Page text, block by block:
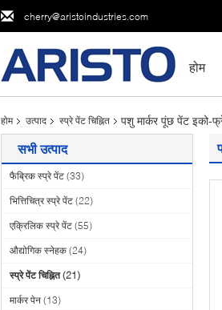
cherry@aristoindustries.com
होम
होम उत्पाद स्प्रे पेंट चिह्नित पशु मार्कर पूंछ पेंट इको-
सभी उत्पाद
फैब्रिक स्प्रे पेंट (33)
भित्तिचित्र स्प्रे पेंट (22)
एक्रिलिक स्प्रे पेंट (55)
औद्योगिक स्नेहक (24)
स्प्रे पेंट चिह्नित (21)
मार्कर पेन (13)